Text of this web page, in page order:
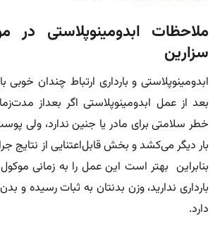
ملاحظات ابدومینوپلاستی در
سزارین
ابدومینوپلاستی و بارداری ارتباط چندان خوبی
بعد از عمل ابدومینوپلاستی اگر بعداز
خطر سلامتی برای مادر یا جنین ندارد، ولی
بار دیگر می‌کشد و بخش قابل‌اعتنایی از نتایج
بنابراین بهتر است این عمل را به زمانی
بارداری ندارید، وزن بدنتان به ثبات رسیده و
دارد.